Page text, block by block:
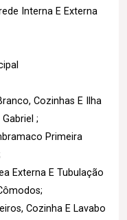
Interna E Externa
Cozinhas E Ilha
;
Primeira
Externa E Tubulação
Cozinha E Lavabo